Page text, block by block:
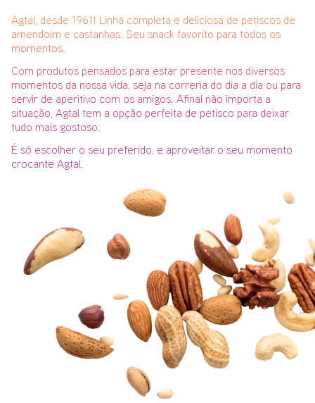
ACOMPANHE SUA
ENTREGA
Você cliente Enova, caso não possua acesso aos
nossos portais, entrem em contato através dos
17 3531 4000 (opção 4)
atendimento@enovafoods.com.br
Agtal, desde 1961! Linha completa e deliciosa de petiscos de
amendoim e castanhas. Seu snack favorito para todos os
momentos.
Com produtos pensados para estar presente nos diversos
momentos da nossa vida, seja na correria do dia a dia ou para
servir de aperitivo com os amigos. Afinal não importa a
situação, Agtal tem a opção perfeita de petisco para deixar
tudo mais gostoso.
É só escolher o seu preferido, e aproveitar o seu momento
crocante Agtal.